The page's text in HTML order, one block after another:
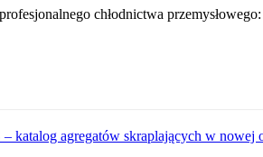
chłodnictwa przemysłowego:
katalog agregatów skraplających w nowej